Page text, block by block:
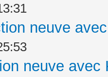
neuve
neuve avec